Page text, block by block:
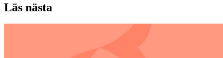
Läs nästa